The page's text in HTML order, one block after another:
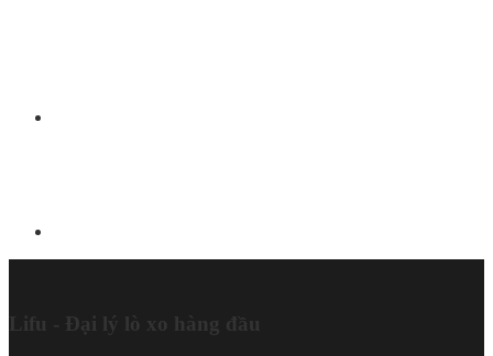
Lifu - Đại lý lò xo hàng đầu